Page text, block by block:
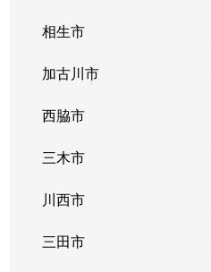
岡本
岡本
岡本
鴨子ケ原
鴨子ケ原
鴨子ケ原
相生市
加古川市
西脇市
三木市
川西市
三田市